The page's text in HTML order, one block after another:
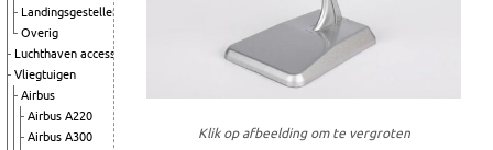
Landingsgestellen
Overig
Luchthaven accessoires
Vliegtuigen
Airbus
Airbus A220
Airbus A300
Klik op afbeelding om te vergroten